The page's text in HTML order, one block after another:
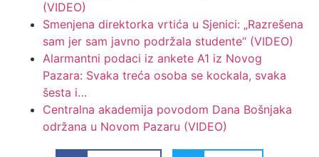
(VIDEO)
Smenjena direktorka vrtića u Sjenici: „Razrešena
sam jer sam javno podržala studente“ (VIDEO)
Alarmantni podaci iz ankete A1 iz Novog
Pazara: Svaka treća osoba se kockala, svaka
šesta i…
Centralna akademija povodom Dana Bošnjaka
održana u Novom Pazaru (VIDEO)